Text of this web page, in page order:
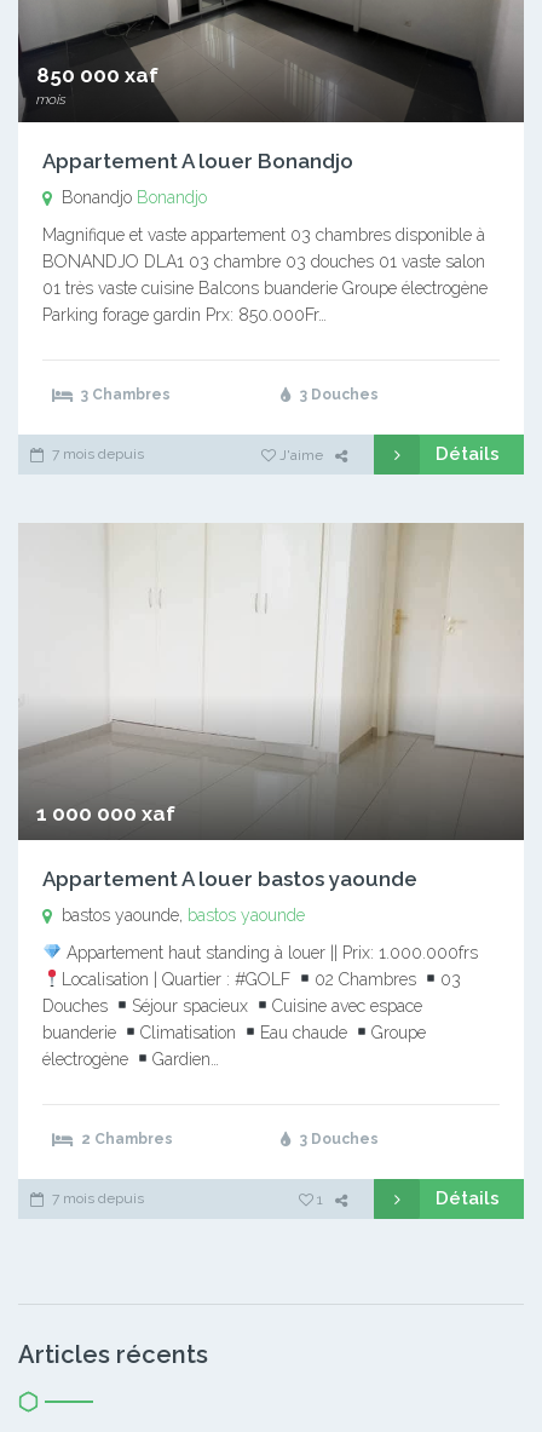
850 000 xaf
mois
Appartement A louer Bonandjo
Bonandjo Bonandjo
Magnifique et vaste appartement 03 chambres disponible à
BONANDJO DLA1 03 chambre 03 douches 01 vaste salon
01 très vaste cuisine Balcons buanderie Groupe électrogène
Parking forage gardin Prx: 850.000Fr…
3 Chambres 3 Douches
7 mois depuis J'aime Détails
1 000 000 xaf
Appartement A louer bastos yaounde
bastos yaounde, bastos yaounde
Appartement haut standing à louer || Prix: 1.000.000frs
Localisation | Quartier : #GOLF
02 Chambres
03
Douches
Séjour spacieux
Cuisine avec espace
buanderie
Climatisation Eau chaude
Groupe
électrogène
Gardien…
2 Chambres 3 Douches
7 mois depuis 1 Détails
Articles récents